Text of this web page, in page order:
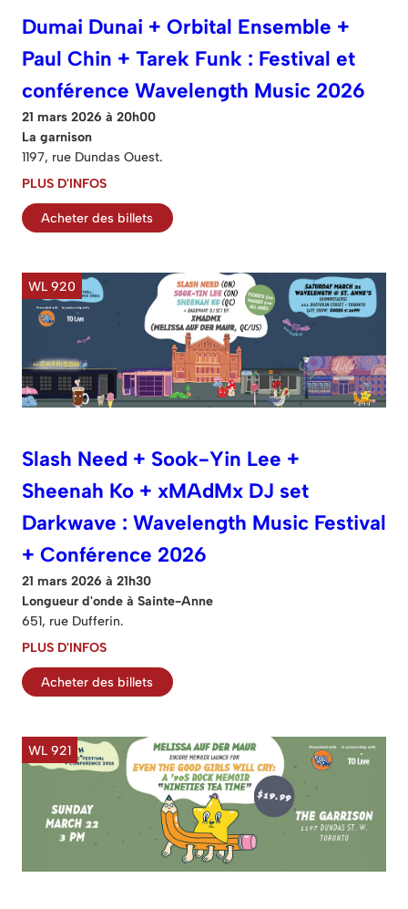
Dumai Dunai + Orbital Ensemble +
Paul Chin + Tarek Funk : Festival et
conférence Wavelength Music 2026
21 mars 2026 à 20h00
La garnison
1197, rue Dundas Ouest.
PLUS D'INFOS
Acheter des billets
WL 920
Slash Need + Sook-Yin Lee +
Sheenah Ko + xMAdMx DJ set
Darkwave : Wavelength Music Festival
+ Conférence 2026
21 mars 2026 à 21h30
Longueur d'onde à Sainte-Anne
651, rue Dufferin.
PLUS D'INFOS
Acheter des billets
WL 921